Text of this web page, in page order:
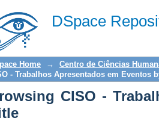
DSpace
CISO -
Home → Centro de Ciências
- Trabalhos Apresentados em Eventos
CISO -